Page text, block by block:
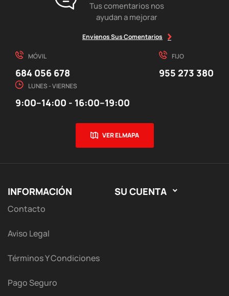
Tus comentarios nos
ayudan a mejorar
Envíenos Sus Comentarios
MÓVIL
684 056 678
FIJO
955 273 380
LUNES - VIERNES
9:00–14:00 - 16:00–19:00
VER EL MAPA
INFORMACIÓN
Contacto
Aviso Legal
Términos Y Condiciones
Pago Seguro
SU CUENTA 